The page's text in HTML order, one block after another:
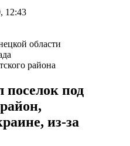
12:43
района
под
из-за